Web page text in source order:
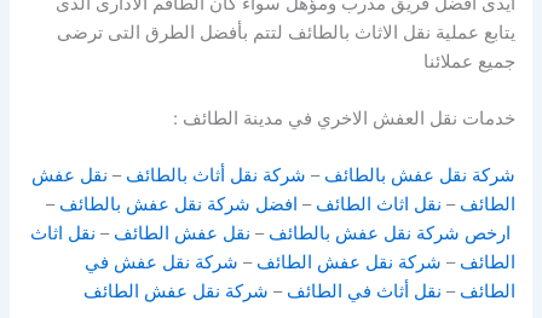
يتابع عملية نقل الاثاث بالطائف لتتم بأفضل الطرق التى ترضى
جميع عملائنا
خدمات نقل العفش الاخري في مدينة الطائف :
شركة نقل عفش بالطائف – شركة نقل أثاث بالطائف – نقل عفش
الطائف – نقل اثاث الطائف – افضل شركة نقل عفش بالطائف –
ارخص شركة نقل عفش بالطائف – نقل عفش الطائف – نقل اثاث
الطائف – شركة نقل عفش الطائف – شركة نقل عفش في
الطائف – نقل أثاث في الطائف – شركة نقل عفش الطائف